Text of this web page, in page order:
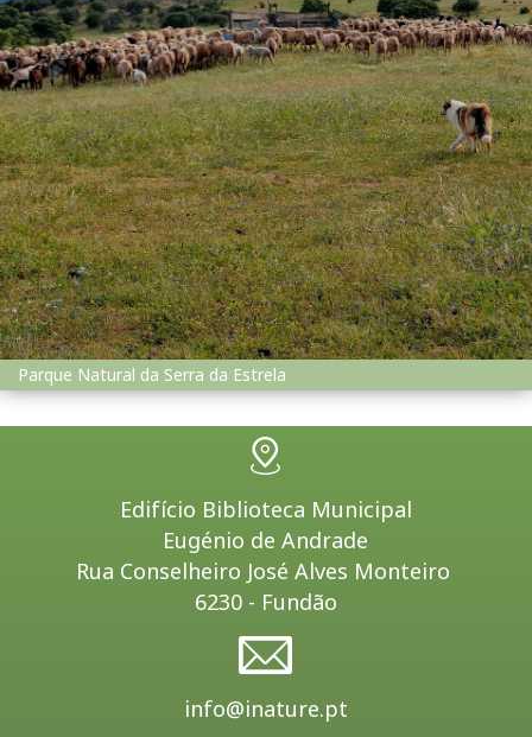
Parque Natural da Serra da Estrela
Edifício Biblioteca Municipal
Eugénio de Andrade
Rua Conselheiro José Alves Monteiro
6230 - Fundão
info@inature.pt